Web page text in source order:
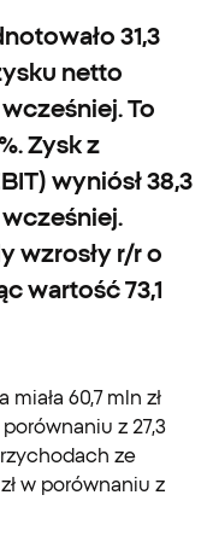
31,3
netto
To
Zysk z
wyniósł 38,3
wcześniej.
wzrosły r/r o
wartość 73,1
miała 60,7 mln zł
z 27,3
ze
w porównaniu z